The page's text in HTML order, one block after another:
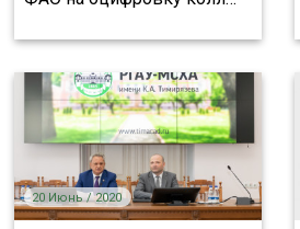
20 Июнь / 2020